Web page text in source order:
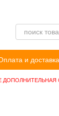
и доставка